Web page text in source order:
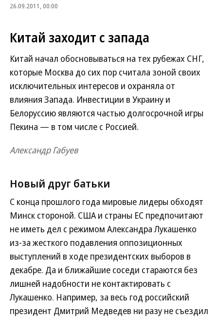
26.09.2011, 00:00
Китай заходит с запада
Китай начал обосновываться на тех рубежах СНГ,
которые Москва до сих пор считала зоной своих
исключительных интересов и охраняла от
влияния Запада. Инвестиции в Украину и
Белоруссию являются частью долгосрочной игры
Пекина — в том числе с Россией.
Александр Габуев
Новый друг батьки
С конца прошлого года мировые лидеры обходят
Минск стороной. США и страны ЕС предпочитают
не иметь дел с режимом Александра Лукашенко
из-за жесткого подавления оппозиционных
выступлений в ходе президентских выборов в
декабре. Да и ближайшие соседи стараются без
лишней надобности не контактировать с
Лукашенко. Например, за весь год российский
президент Дмитрий Медведев ни разу не съездил